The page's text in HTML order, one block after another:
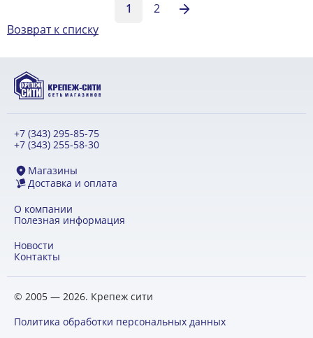
1
2
Возврат к списку
+7 (343) 295-85-75
+7 (343) 255-58-30
Магазины
Доставка и оплата
О компании
Полезная информация
Новости
Контакты
© 2005 — 2026. Крепеж сити
Политика обработки персональных данных